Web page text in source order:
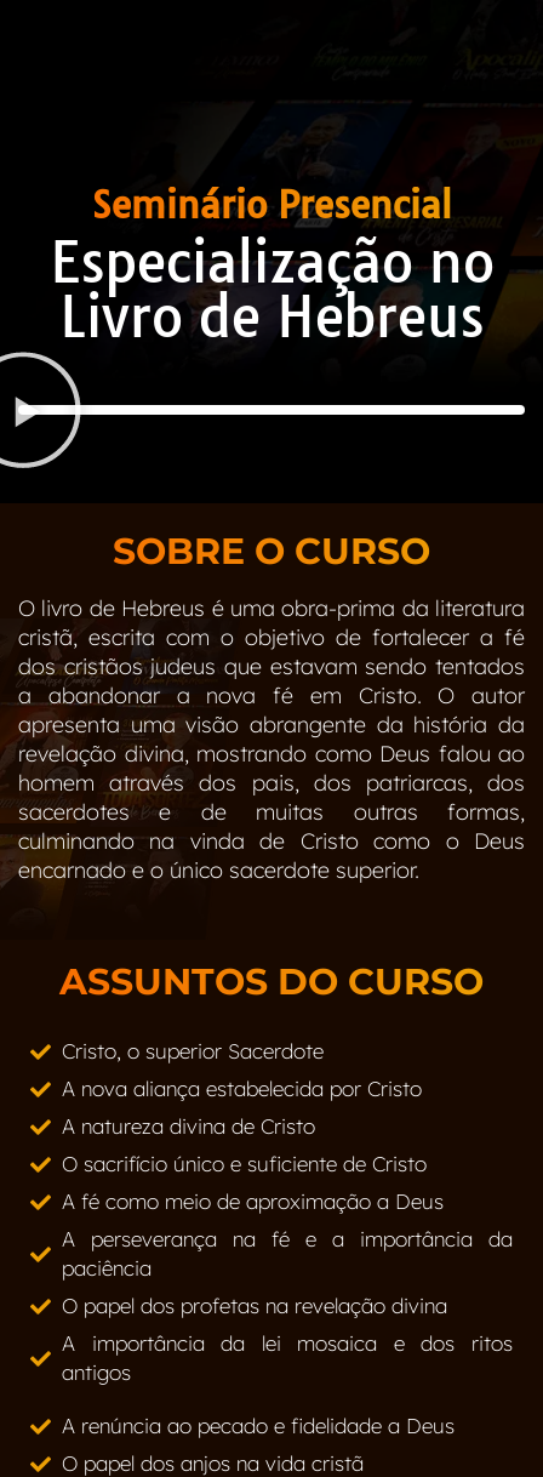
Seminário Presencial
Especialização no
Livro de Hebreus
SOBRE O CURSO
O livro de Hebreus é uma obra-prima da literatura
cristã, escrita com o objetivo de fortalecer a fé
dos cristãos judeus que estavam sendo tentados
a abandonar a nova fé em Cristo. O autor
apresenta uma visão abrangente da história da
revelação divina, mostrando como Deus falou ao
homem através dos pais, dos patriarcas, dos
sacerdotes e de muitas outras formas,
culminando na vinda de Cristo como o Deus
encarnado e o único sacerdote superior.
ASSUNTOS DO CURSO
Cristo, o superior Sacerdote
A nova aliança estabelecida por Cristo
A natureza divina de Cristo
O sacrifício único e suficiente de Cristo
A fé como meio de aproximação a Deus
A perseverança na fé e a importância da
paciência
O papel dos profetas na revelação divina
A importância da lei mosaica e dos ritos
antigos
A renúncia ao pecado e fidelidade a Deus
O papel dos anjos na vida cristã